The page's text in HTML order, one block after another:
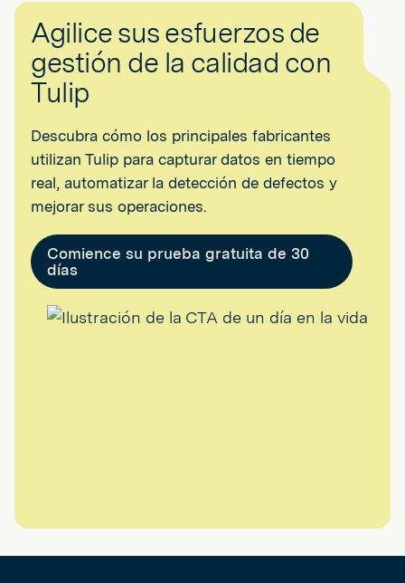
Agilice sus esfuerzos de
gestión de la calidad con
Tulip
Descubra cómo los principales fabricantes
utilizan Tulip para capturar datos en tiempo
real, automatizar la detección de defectos y
mejorar sus operaciones.
Comience su prueba gratuita de 30
días